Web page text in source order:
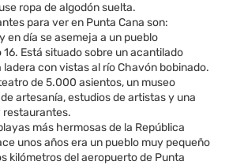
ropa de algodón suelta.
para ver en Punta Cana son:
en día se asemeja a un pueblo
Está situado sobre un acantilado
con vistas al río Chavón bobinado.
de 5.000 asientos, un museo
artesanía, estudios de artistas y una
restaurantes.
más hermosas de la República
unos años era un pueblo muy pequeño
kilómetros del aeropuerto de Punta